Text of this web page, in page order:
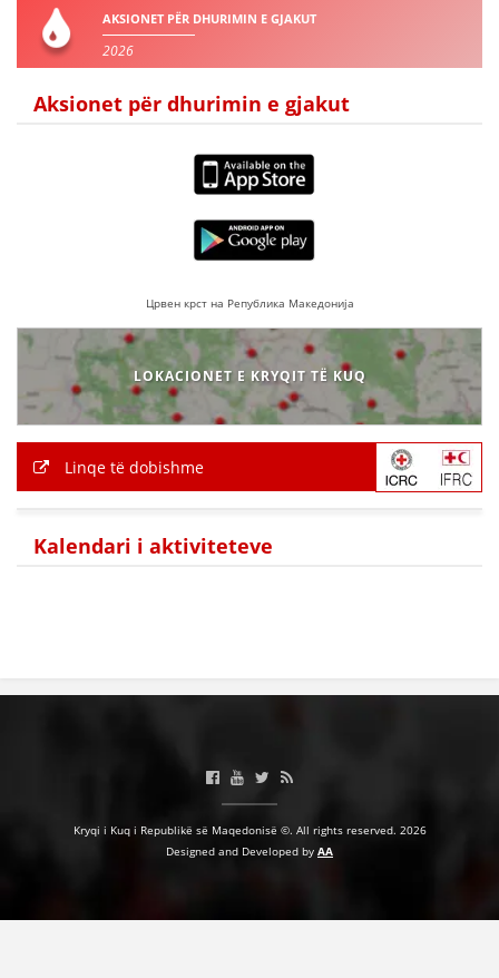
AKSIONET PËR DHURIMIN E GJAKUT
2026
Aksionet për dhurimin e gjakut
Црвен крст на Република Македонија
LOKACIONET E KRYQIT TË KUQ
Linqe të dobishme
Kalendari i aktiviteteve
Kryqi i Kuq i Republikë së Maqedonisë ©. All rights reserved. 2026
Designed and Developed by AA